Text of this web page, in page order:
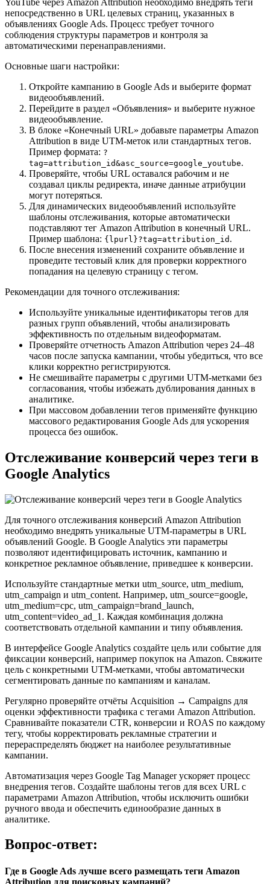
непосредственно в URL целевых страниц, указанных в
объявлениях Google Ads. Процесс требует точного
соблюдения структуры параметров и контроля за
автоматическими перенаправлениями.
Основные шаги настройки:
Откройте кампанию в Google Ads и выберите формат
видеообъявлений.
Перейдите в раздел «Объявления» и выберите нужное
видеообъявление.
В блоке «Конечный URL» добавьте параметры Amazon
Attribution в виде UTM-меток или стандартных тегов.
Пример формата: ?
tag=attribution_id&asc_source=google_youtube.
Проверяйте, чтобы URL оставался рабочим и не
создавал циклы редиректа, иначе данные атрибуции
могут потеряться.
Для динамических видеообъявлений используйте
шаблоны отслеживания, которые автоматически
подставляют тег Amazon Attribution в конечный URL.
Пример шаблона: {lpurl}?tag=attribution_id .
После внесения изменений сохраните объявление и
проведите тестовый клик для проверки корректного
попадания на целевую страницу с тегом.
Рекомендации для точного отслеживания:
Используйте уникальные идентификаторы тегов для
разных групп объявлений, чтобы анализировать
эффективность по отдельным видеоформатам.
Проверяйте отчетность Amazon Attribution через 24–48
часов после запуска кампании, чтобы убедиться, что все
клики корректно регистрируются.
Не смешивайте параметры с другими UTM-метками без
согласования, чтобы избежать дублирования данных в
аналитике.
При массовом добавлении тегов применяйте функцию
массового редактирования Google Ads для ускорения
процесса без ошибок.
Отслеживание конверсий через теги в
Google Analytics
Для точного отслеживания конверсий Amazon Attribution
необходимо внедрять уникальные UTM-параметры в URL
объявлений Google. В Google Analytics эти параметры
позволяют идентифицировать источник, кампанию и
конкретное рекламное объявление, приведшее к конверсии.
Используйте стандартные метки utm_source, utm_medium,
utm_campaign и utm_content. Например, utm_source=google,
utm_medium=cpc, utm_campaign=brand_launch,
utm_content=video_ad_1. Каждая комбинация должна
соответствовать отдельной кампании и типу объявления.
В интерфейсе Google Analytics создайте цель или событие для
фиксации конверсий, например покупок на Amazon. Свяжите
цель с конкретными UTM-метками, чтобы автоматически
сегментировать данные по кампаниям и каналам.
Регулярно проверяйте отчёты Acquisition → Campaigns для
оценки эффективности трафика с тегами Amazon Attribution.
Сравнивайте показатели CTR, конверсии и ROAS по каждому
тегу, чтобы корректировать рекламные стратегии и
перераспределять бюджет на наиболее результативные
кампании.
Автоматизация через Google Tag Manager ускоряет процесс
внедрения тегов. Создайте шаблоны тегов для всех URL с
параметрами Amazon Attribution, чтобы исключить ошибки
ручного ввода и обеспечить единообразие данных в
аналитике.
Вопрос-ответ:
Где в Google Ads лучше всего размещать теги Amazon
Attribution для поисковых кампаний?